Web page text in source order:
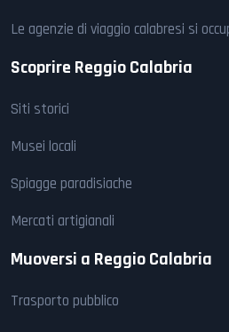
Le agenzie di viaggio calabresi si
Scoprire Reggio Calabria
Siti storici
Musei locali
Spiagge paradisiache
Mercati artigianali
Muoversi a Reggio Calabria
Trasporto pubblico